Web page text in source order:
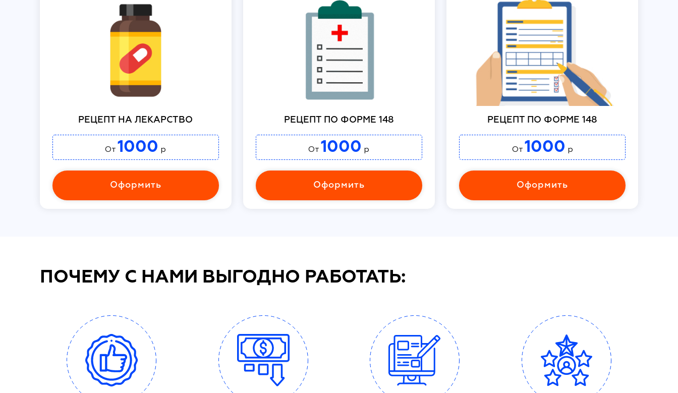
РЕЦЕПТ НА ЛЕКАРСТВО
От 1000 р
Оформить
РЕЦЕПТ ПО ФОРМЕ 148
От 1000 р
Оформить
РЕЦЕПТ ПО ФОРМЕ 148
От 1000 р
Оформить
ПОЧЕМУ С НАМИ ВЫГОДНО РАБОТАТЬ: